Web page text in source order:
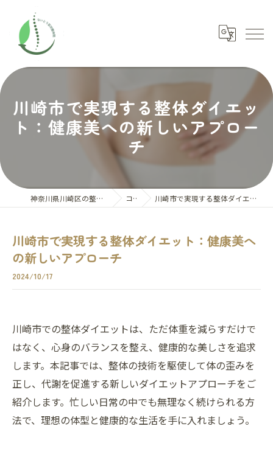
川崎市で実現する整体ダイエッ
ト：健康美への新しいアプロー
チ
神奈川県川崎区の整体ならないとう氣功整体院 コラム 川崎市で実現する整体ダイエット：健康美への新しいアプローチ
川崎市で実現する整体ダイエット：健康美へ
の新しいアプローチ
2024/10/17
川崎市での整体ダイエットは、ただ体重を減らすだけで
はなく、心身のバランスを整え、健康的な美しさを追求
します。本記事では、整体の技術を駆使して体の歪みを
正し、代謝を促進する新しいダイエットアプローチをご
紹介します。忙しい日常の中でも無理なく続けられる方
法で、理想の体型と健康的な生活を手に入れましょう。